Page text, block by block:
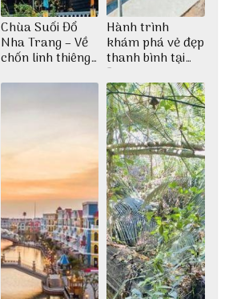
Chùa Suối Đổ
Nha Trang – Về
chốn linh thiêng
thiền định
Hành trình
khám phá vẻ đẹp
thanh bình tại
Đảo Phú Quý